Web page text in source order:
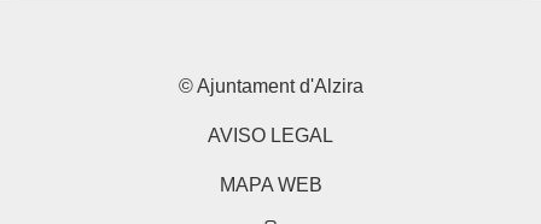
© Ajuntament d'Alzira
AVISO LEGAL
MAPA WEB